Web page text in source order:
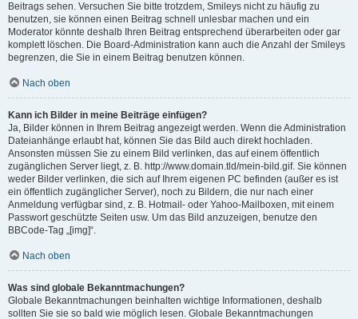
Beitrags sehen. Versuchen Sie bitte trotzdem, Smileys nicht zu häufig zu
benutzen, sie können einen Beitrag schnell unlesbar machen und ein
Moderator könnte deshalb Ihren Beitrag entsprechend überarbeiten oder gar
komplett löschen. Die Board-Administration kann auch die Anzahl der Smileys
begrenzen, die Sie in einem Beitrag benutzen können.
Nach oben
Kann ich Bilder in meine Beiträge einfügen?
Ja, Bilder können in Ihrem Beitrag angezeigt werden. Wenn die Administration
Dateianhänge erlaubt hat, können Sie das Bild auch direkt hochladen.
Ansonsten müssen Sie zu einem Bild verlinken, das auf einem öffentlich
zugänglichen Server liegt, z. B. http://www.domain.tld/mein-bild.gif. Sie können
weder Bilder verlinken, die sich auf Ihrem eigenen PC befinden (außer es ist
ein öffentlich zugänglicher Server), noch zu Bildern, die nur nach einer
Anmeldung verfügbar sind, z. B. Hotmail- oder Yahoo-Mailboxen, mit einem
Passwort geschützte Seiten usw. Um das Bild anzuzeigen, benutze den
BBCode-Tag „[img]“.
Nach oben
Was sind globale Bekanntmachungen?
Globale Bekanntmachungen beinhalten wichtige Informationen, deshalb
sollten Sie sie so bald wie möglich lesen. Globale Bekanntmachungen